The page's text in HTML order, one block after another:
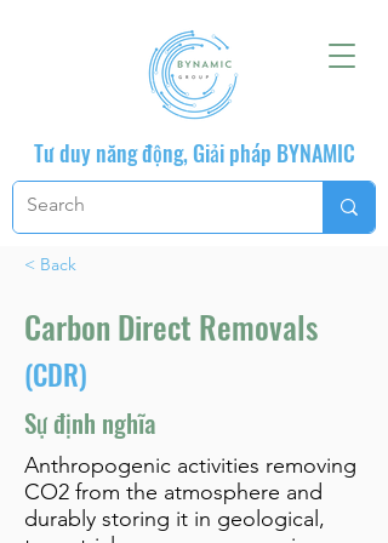
Tư duy năng động, Giải pháp BYNAMIC
< Back
Carbon Direct Removals
(CDR)
Sự định nghĩa
Anthropogenic activities removing
CO2 from the atmosphere and
durably storing it in geological,